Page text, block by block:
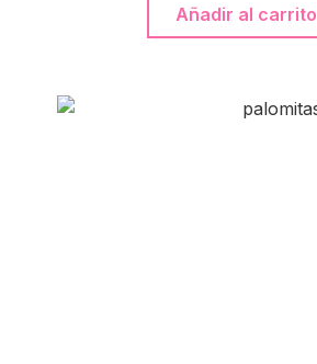
Añadir al carrito